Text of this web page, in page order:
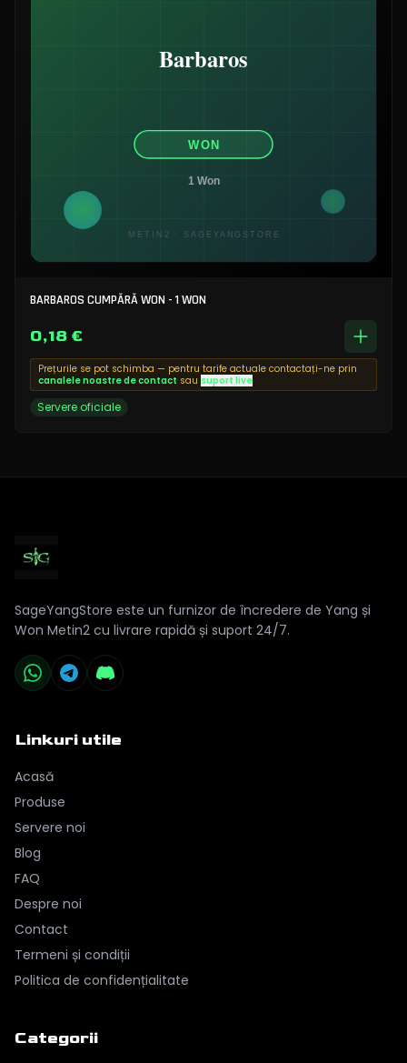
BARBAROS CUMPĂRĂ WON - 1 WON
0,18 €
Prețurile se pot schimba — pentru tarife actuale contactați-ne prin
canalele noastre de contact sau suport live
Servere oficiale
SageYangStore este un furnizor de încredere de Yang și
Won Metin2 cu livrare rapidă și suport 24/7.
Linkuri utile
Acasă
Produse
Servere noi
Blog
FAQ
Despre noi
Contact
Termeni și condiții
Politica de confidențialitate
Categorii